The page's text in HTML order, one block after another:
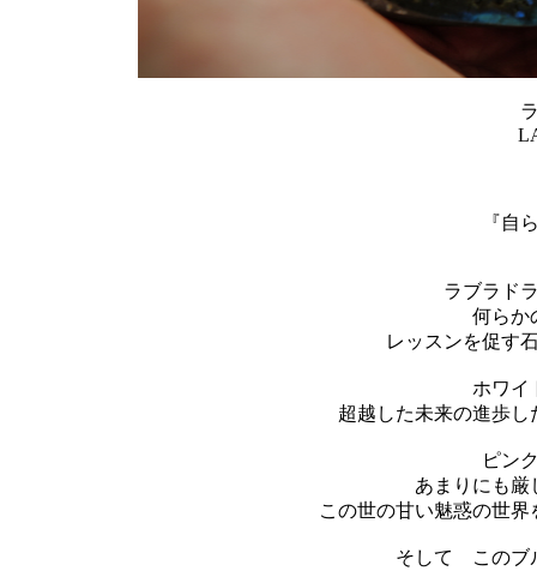
『自
ラブラド
何らか
レッスンを促す
ホワイ
超越した未来の進歩
ピン
あまりにも厳
この世の甘い魅惑の世
そして このブ